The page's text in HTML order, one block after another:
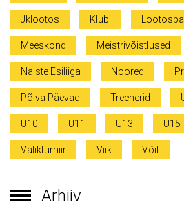
Jklootos Klubi
Meeskond Meistrivõistlused
Naiste Esiliiga Noored
Põlva Päevad Treenerid
U10 U11 U13 U15
Valikturniir Viik Võit
Arhiiv